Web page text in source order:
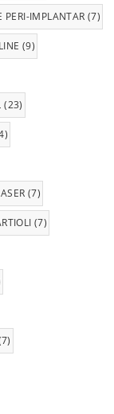
PERI-IMPLANTAR (7)
(9)
(23)
(7)
(7)